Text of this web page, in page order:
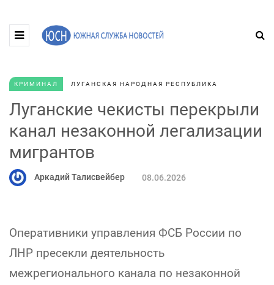
КРИМИНАЛ ЛУГАНСКАЯ НАРОДНАЯ РЕСПУБЛИКА
Луганские чекисты перекрыли
канал незаконной легализации
мигрантов
Аркадий Талисвейбер 08.06.2026
Оперативники управления ФСБ России по
ЛНР пресекли деятельность
межрегионального канала по незаконной